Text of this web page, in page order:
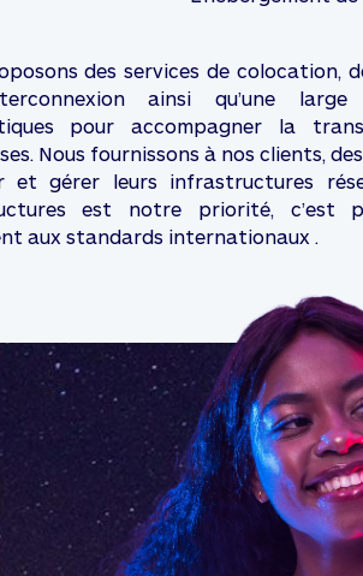
des services de colocation,
ainsi qu’une
pour accompagner la
Nous fournissons à nos clients,
et gérer leurs infrastructures
est notre priorité, c’est
aux standards internationaux .